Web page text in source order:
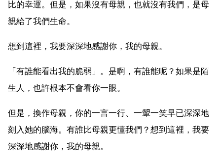
比的幸運。但是，如果沒有母親，也就沒有我們，是母
親給了我們生命。
想到這裡，我要深深地感謝你，我的母親。
「有誰能看出我的脆弱」。是啊，有誰能呢？如果是陌
生人，也許根本不會看你一眼。
但是，換作母親，你的一言一行、一顰一笑早已深深地
刻入她的腦海。有誰比母親更懂我們？想到這裡，我要
深深地感謝你，我的母親。